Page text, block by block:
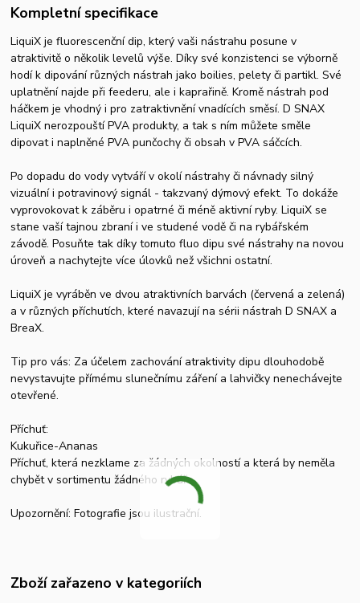
Kompletní specifikace
LiquiX je fluorescenční dip, který vaši nástrahu posune v
atraktivitě o několik levelů výše. Díky své konzistenci se výborně
hodí k dipování různých nástrah jako boilies, pelety či partikl. Své
uplatnění najde při feederu, ale i kaprařině. Kromě nástrah pod
háčkem je vhodný i pro zatraktivnění vnadících směsí. D SNAX
LiquiX nerozpouští PVA produkty, a tak s ním můžete směle
dipovat i naplněné PVA punčochy či obsah v PVA sáčcích.
Po dopadu do vody vytváří v okolí nástrahy či návnady silný
vizuální i potravinový signál - takzvaný dýmový efekt. To dokáže
vyprovokovat k záběru i opatrné či méně aktivní ryby. LiquiX se
stane vaší tajnou zbraní i ve studené vodě či na rybářském
závodě. Posuňte tak díky tomuto fluo dipu své nástrahy na novou
úroveň a nachytejte více úlovků než všichni ostatní.
LiquiX je vyráběn ve dvou atraktivních barvách (červená a zelená)
a v různých příchutích, které navazují na sérii nástrah D SNAX a
BreaX.
Tip pro vás: Za účelem zachování atraktivity dipu dlouhodobě
nevystavujte přímému slunečnímu záření a lahvičky nenechávejte
otevřené.
Příchuť:
Kukuřice-Ananas
Příchuť, která nezklame za žádných okolností a která by neměla
chybět v sortimentu žádného rybáře.
Upozornění: Fotografie jsou ilustrační.
Zboží zařazeno v kategoriích